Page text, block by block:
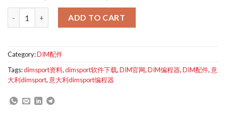
ADD TO CART
Category:DIM配件
Tags:dimsport资料,dimsport软件下载,DIM官网,DIM编程器,DIM配件,意
大利dimsport,意大利dimsport编程器